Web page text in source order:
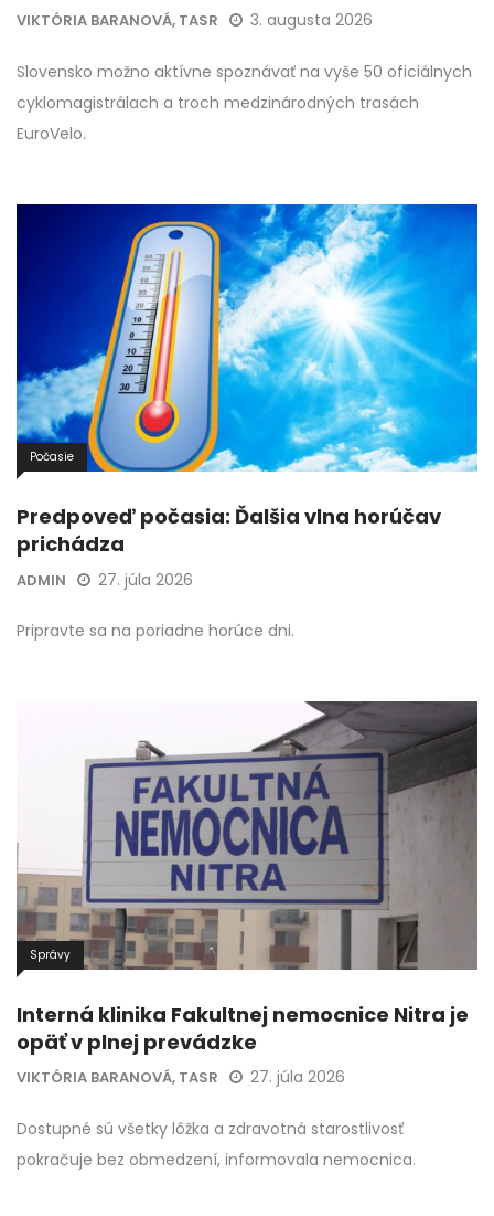
VIKTÓRIA BARANOVÁ, TASR 3. augusta 2026
Slovensko možno aktívne spoznávať na vyše 50 oficiálnych
cyklomagistrálach a troch medzinárodných trasách
EuroVelo.
Počasie
Predpoveď počasia: Ďalšia vlna horúčav
prichádza
ADMIN 27. júla 2026
Pripravte sa na poriadne horúce dni.
Správy
Interná klinika Fakultnej nemocnice Nitra je
opäť v plnej prevádzke
VIKTÓRIA BARANOVÁ, TASR 27. júla 2026
Dostupné sú všetky lôžka a zdravotná starostlivosť
pokračuje bez obmedzení, informovala nemocnica.